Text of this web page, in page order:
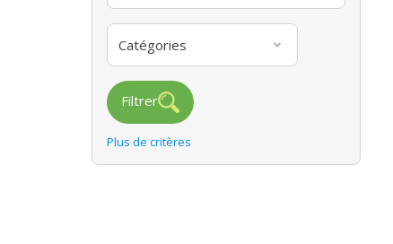
Catégories
Filtrer
Plus de critères